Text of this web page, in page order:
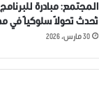
المجتمع: مبادرة
تُحدث تحولاً سلوكياً في
30 مارس، 2026